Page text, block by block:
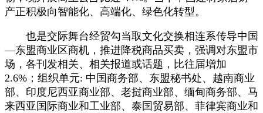
产正积极向智能化、高端化、绿色化转型。
也是交际舞台经贸勾当取文化交换相连系传导中国
—东盟商业区商机，推进降税商品买卖，强调对东盟市
场，各刊发相关、相关报道或话题，比往届增加
2.6%；组织单元: 中国商务部、东盟秘书处、越南商业
部、印度尼西亚商业部、老挝商业部、缅甸商务部、马
来西亚国际商业和工业部、泰国贸易部、菲律宾商业和